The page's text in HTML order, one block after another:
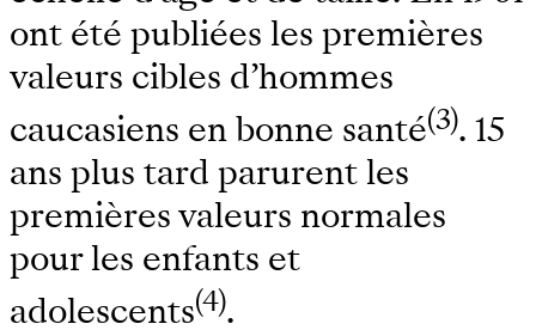
ont été publiées les premières
valeurs cibles d’hommes
caucasiens en bonne santé(3). 15
ans plus tard parurent les
premières valeurs normales
pour les enfants et
adolescents(4).